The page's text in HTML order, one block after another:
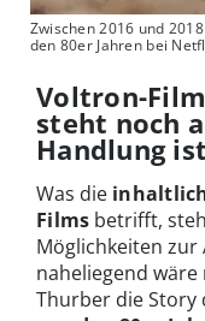
Zwischen 2016 und
den 80er Jahren bei
Voltron-
steht noch
Handlung
Was die
Films betrifft,
Möglichkeiten zur
naheliegend
Thurber die Story